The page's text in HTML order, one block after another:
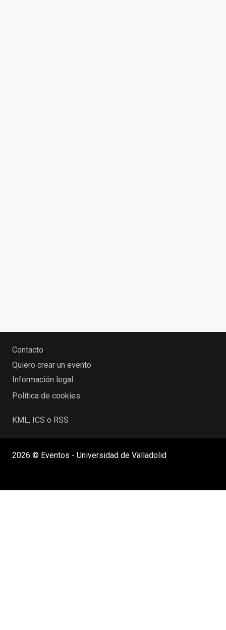
Contacto
Quiero crear un evento
Información legal
Política de cookies
KML, ICS o RSS
2026 © Eventos - Universidad de Valladolid